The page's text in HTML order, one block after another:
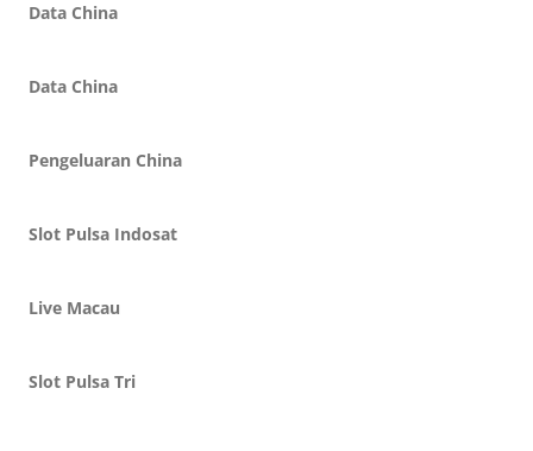
Data China
Data China
Pengeluaran China
Slot Pulsa Indosat
Live Macau
Slot Pulsa Tri